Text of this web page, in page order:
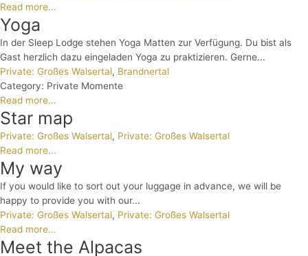
Read more...
Yoga
In der Sleep Lodge stehen Yoga Matten zur Verfügung. Du bist als
Gast herzlich dazu eingeladen Yoga zu praktizieren. Gerne...
Private: Großes Walsertal, Brandnertal
Category: Private Momente
Read more...
Star map
Private: Großes Walsertal, Private: Großes Walsertal
Read more...
My way
If you would like to sort out your luggage in advance, we will be
happy to provide you with our...
Private: Großes Walsertal, Private: Großes Walsertal
Read more...
Meet the Alpacas